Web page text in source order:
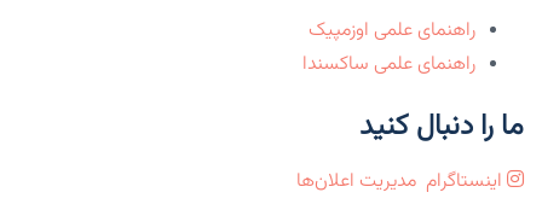
راهنمای علمی اوزمپیک
راهنمای علمی ساکسندا
ما را دنبال کنید
اینستاگرام مدیریت اعلان‌ها